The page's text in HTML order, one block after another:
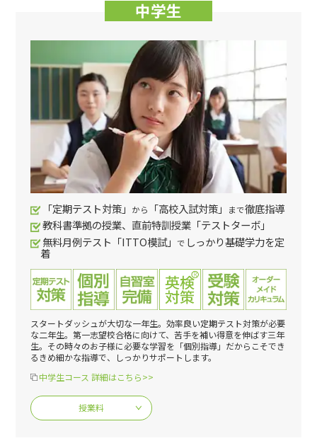
中学生
「定期テスト対策」 から 「高校入試対策」 まで徹底指導
教科書準拠の授業、直前特訓授業「テストターボ」
無料月例テスト「ITTO模試」 で しっかり基礎学力を定
着
スタートダッシュが大切な一年生。効率良い定期テスト対策が必要
な二年生。第一志望校合格に向けて、苦手を補い得意を伸ばす三年
生。その時々のお子様に必要な学習を「個別指導」だからこそでき
るきめ細かな指導で、しっかりサポートします。
中学生コース 詳細はこちら>>
授業料